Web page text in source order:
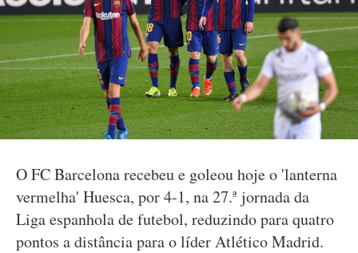
O FC Barcelona recebeu e goleou hoje o 'lanterna
vermelha' Huesca, por 4-1, na 27.ª jornada da
Liga espanhola de futebol, reduzindo para quatro
pontos a distância para o líder Atlético Madrid.